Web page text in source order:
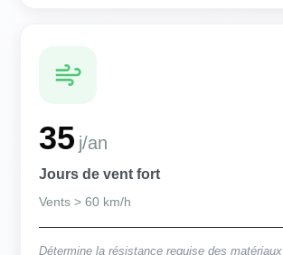
35 j/an
Jours de vent fort
Vents > 60 km/h
Détermine la résistance requise des matériaux